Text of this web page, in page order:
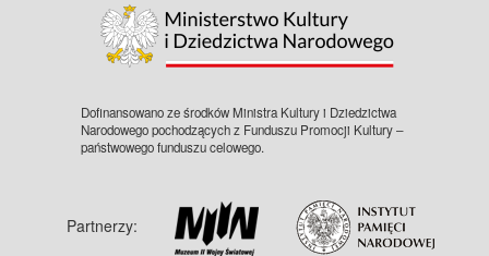
Dofinansowano ze środków Ministra Kultury i Dziedzictwa
Narodowego pochodzących z Funduszu Promocji Kultury –
państwowego funduszu celowego.
Partnerzy: